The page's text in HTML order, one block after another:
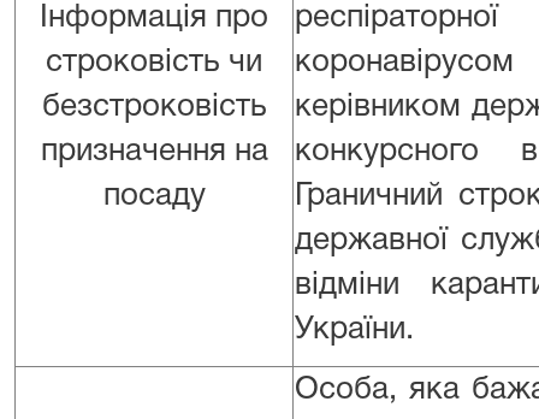
Інформація про
строковість чи
безстроковість
призначення на
посаду
керівником
конкурсного
Граничний
державної
відміни
України.
Особа, яка